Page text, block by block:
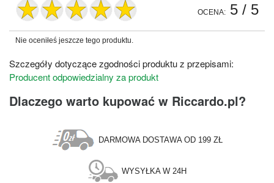
OCENA: 5 / 5
Nie oceniłeś jeszcze tego produktu.
Szczegóły dotyczące zgodności produktu z przepisami:
Producent odpowiedzialny za produkt
Dlaczego warto kupować w Riccardo.pl?
DARMOWA DOSTAWA OD 199 ZŁ
WYSYŁKA W 24H